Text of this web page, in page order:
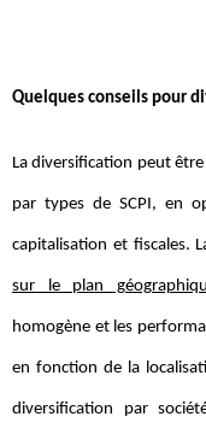
Quelques conseils pour
La diversification peut
par types de SCPI, en
capitalisation et fiscales.
sur le plan
homogène et les
en fonction de la
diversification par